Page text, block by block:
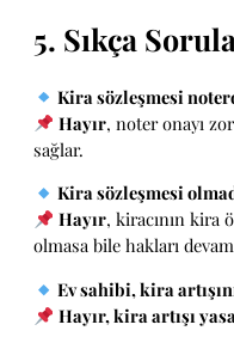
5. Sıkça
Kira sözleşmesi
Hayır, noter onayı
sağlar.
Kira sözleşmesi
Hayır, kiracının kira
olmasa bile hakları
Ev sahibi, kira
Hayır, kira artışı